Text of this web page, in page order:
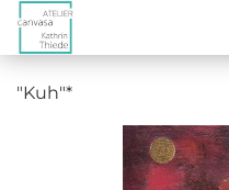
"Kuh"*